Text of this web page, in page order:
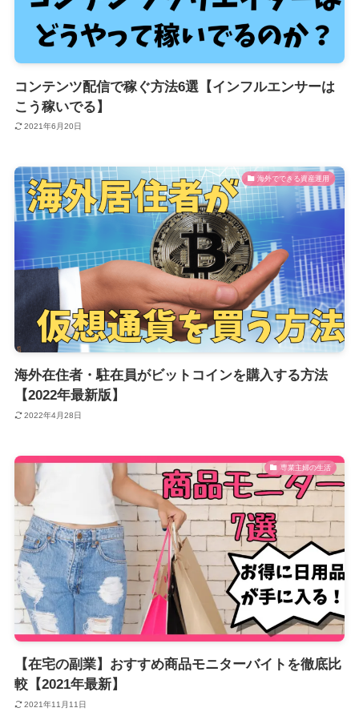
コンテンツ配信で稼ぐ方法6選【インフルエンサーは
こう稼いでる】
2021年6月20日
海外でできる資産運用
海外在住者・駐在員がビットコインを購入する方法
【2022年最新版】
2022年4月28日
専業主婦の生活
【在宅の副業】おすすめ商品モニターバイトを徹底比
較【2021年最新】
2021年11月11日